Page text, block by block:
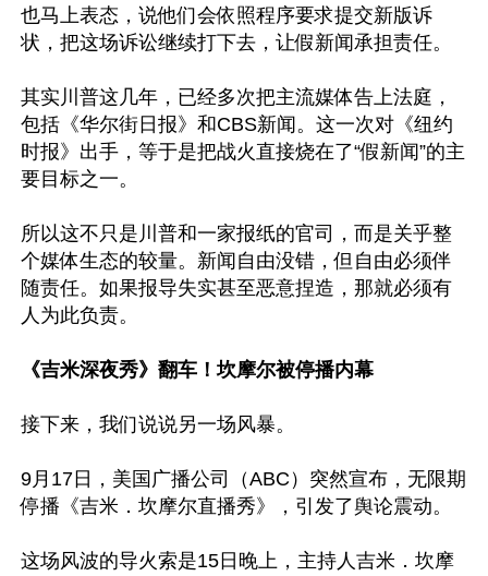
也马上表态，说他们会依照程序要求提交新版诉
状，把这场诉讼继续打下去，让假新闻承担责任。
其实川普这几年，已经多次把主流媒体告上法庭，
包括《华尔街日报》和CBS新闻。这一次对《纽约
时报》出手，等于是把战火直接烧在了“假新闻”的主
要目标之一。
所以这不只是川普和一家报纸的官司，而是关乎整
个媒体生态的较量。新闻自由没错，但自由必须伴
随责任。如果报导失实甚至恶意捏造，那就必须有
人为此负责。
《吉米深夜秀》翻车！坎摩尔被停播内幕
接下来，我们说说另一场风暴。
9月17日，美国广播公司（ABC）突然宣布，无限期
停播《吉米．坎摩尔直播秀》，引发了舆论震动。
这场风波的导火索是15日晚上，主持人吉米．坎摩